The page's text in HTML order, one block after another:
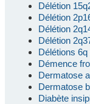
Délétion
Délétion
Délétion
Délétion
Délétions
Démence
Dermatose
Dermatose
Diabète